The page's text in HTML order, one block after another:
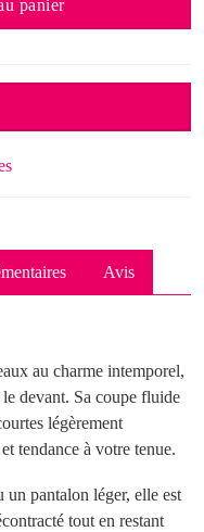
panier
Avis
au charme intemporel,
devant. Sa coupe fluide
légèrement
tendance à votre tenue.
un pantalon léger, elle est
tout en restant